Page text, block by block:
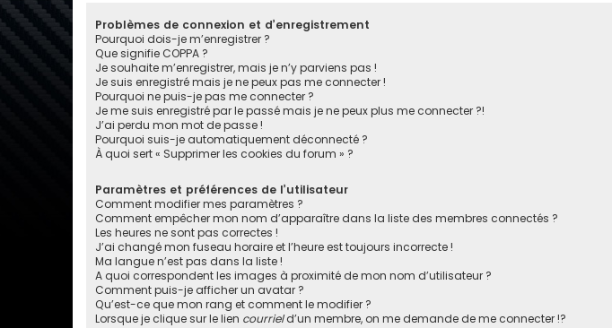
Problèmes de connexion et d’enregistrement
Pourquoi dois-je m’enregistrer ?
Que signifie COPPA ?
Je souhaite m’enregistrer, mais je n’y parviens pas !
Je suis enregistré mais je ne peux pas me connecter !
Pourquoi ne puis-je pas me connecter ?
Je me suis enregistré par le passé mais je ne peux plus me connecter ?!
J’ai perdu mon mot de passe !
Pourquoi suis-je automatiquement déconnecté ?
À quoi sert « Supprimer les cookies du forum » ?
Paramètres et préférences de l’utilisateur
Comment modifier mes paramètres ?
Comment empêcher mon nom d’apparaître dans la liste des membres connectés ?
Les heures ne sont pas correctes !
J’ai changé mon fuseau horaire et l’heure est toujours incorrecte !
Ma langue n’est pas dans la liste !
A quoi correspondent les images à proximité de mon nom d’utilisateur ?
Comment puis-je afficher un avatar ?
Qu’est-ce que mon rang et comment le modifier ?
Lorsque je clique sur le lien courrield’un membre, on me demande de me connecter !?